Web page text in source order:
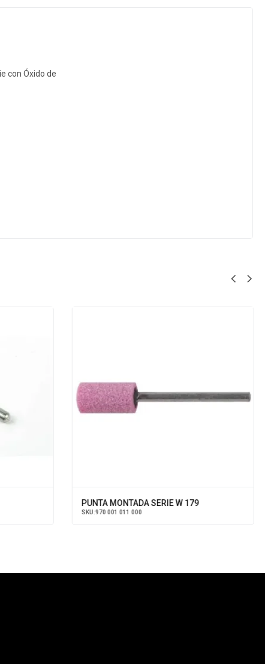
con Óxido de
PUNTA MONTADA SERIE W 179
SKU:970 001 011 000